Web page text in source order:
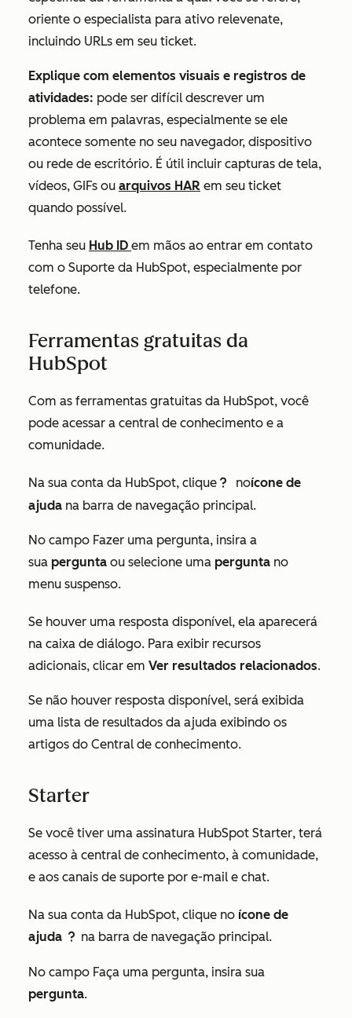
oriente o especialista para ativo relevenate,
incluindo URLs em seu ticket.
Explique com elementos visuais e registros de
atividades: pode ser difícil descrever um
problema em palavras, especialmente se ele
acontece somente no seu navegador, dispositivo
ou rede de escritório. É útil incluir capturas de tela,
vídeos, GIFs ou arquivos HAR em seu ticket
quando possível.
Tenha seu Hub ID em mãos ao entrar em contato
com o Suporte da HubSpot, especialmente por
telefone.
Ferramentas gratuitas da
HubSpot
Com as ferramentas gratuitas da HubSpot, você
pode acessar a central de conhecimento e a
comunidade.
Na sua conta da HubSpot, clique questioncircleIcon help noícone de
ajuda na barra de navegação principal.
No campo Fazer uma pergunta, insira a
sua pergunta ou selecione uma pergunta no
menu suspenso.
Se houver uma resposta disponível, ela aparecerá
na caixa de diálogo. Para exibir recursos
adicionais, clicar em Ver resultados relacionados.
Se não houver resposta disponível, será exibida
uma lista de resultados da ajuda exibindo os
artigos do Central de conhecimento.
Starter
Se você tiver uma assinatura HubSpot Starter, terá
acesso à central de conhecimento, à comunidade,
e aos canais de suporte por e-mail e chat.
Na sua conta da HubSpot, clique no ícone de
ajuda question na barra de navegação principal.
No campo Faça uma pergunta, insira sua
pergunta.